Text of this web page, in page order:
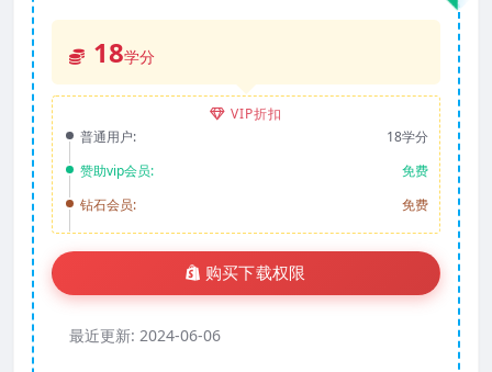
18学分
VIP折扣
普通用户:
18学分
赞助vip会员:
免费
钻石会员:
免费
购买下载权限
最近更新: 2024-06-06